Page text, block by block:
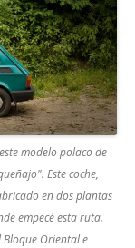
modelo polaco de
Este coche,
en dos plantas
empecé esta ruta.
Bloque Oriental e